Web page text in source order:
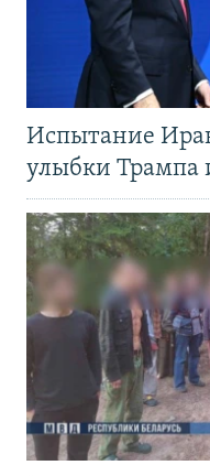
Испытание
улыбки